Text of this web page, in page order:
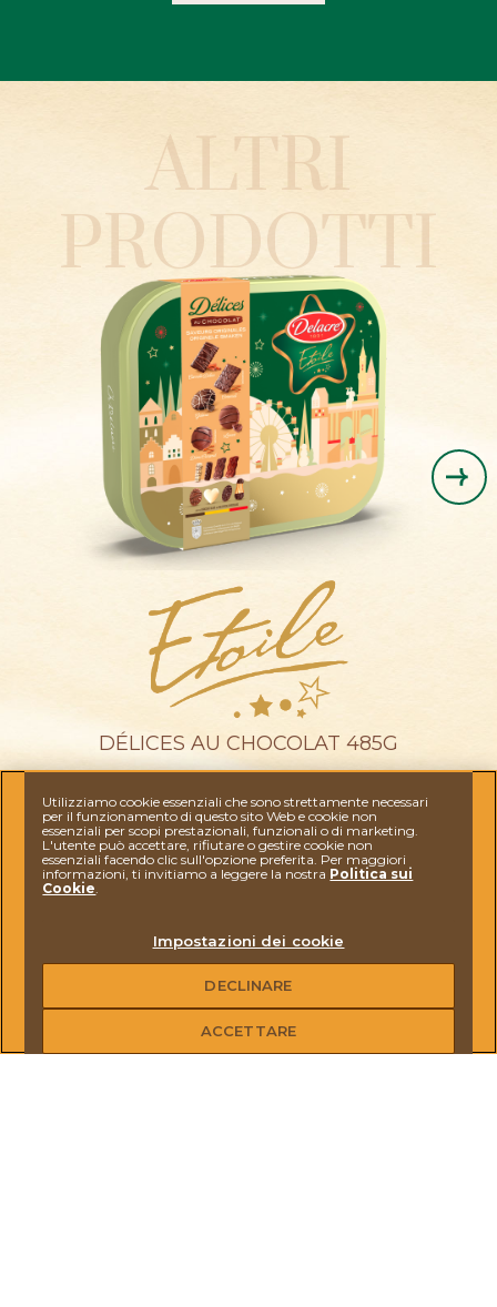
PRODUCTS
INSIDE
Cigarettes Russes
Biarritz
Marquisette
Nordica
Etoile Noir Intense
Etoile Fondante
ALTRI
PRODOTTI
DÉLICES AU CHOCOLAT​ 485G
SCOPRIRE DELACRE
I NOSTRI BISCOTTI
Utilizziamo cookie essenziali che sono strettamente necessari
per il funzionamento di questo sito Web e cookie non
essenziali per scopi prestazionali, funzionali o di marketing.
L'utente può accettare, rifiutare o gestire cookie non
essenziali facendo clic sull'opzione preferita. Per maggiori
informazioni, ti invitiamo a leggere la nostra Politica sui
Cookie.
Impostazioni dei cookie
DECLINARE
ACCETTARE